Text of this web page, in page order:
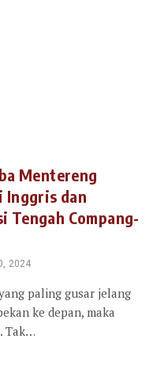
Mentereng
Inggris dan
Tengah Compang-
2024
paling gusar jelang
ke depan, maka
Tak…